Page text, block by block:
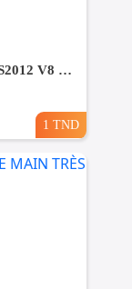
🚘 PORSCHE CAYENNE GTS2012 V8 ESSENCE🚘 🔁 on accepte l échange des voitures
1 TND